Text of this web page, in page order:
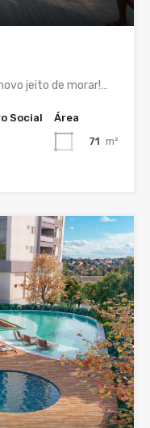
jeito de morar!…
Social
Área
71 m²